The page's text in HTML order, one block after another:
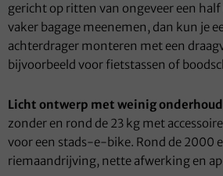
gericht op ritten van ongeveer een
vaker bagage meenemen, dan kun je
achterdrager monteren met een
bijvoorbeeld voor fietstassen of
Licht ontwerp met weinig
zonder en rond de 23 kg met
voor een stads-e-bike. Rond de 2000
riemaandrijving, nette afwerking en